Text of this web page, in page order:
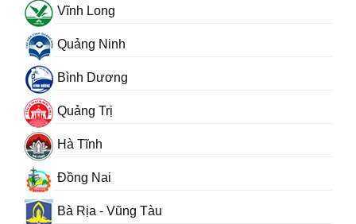
Vĩnh Long
Quảng Ninh
Bình Dương
Quảng Trị
Hà Tĩnh
Đồng Nai
Bà Rịa - Vũng Tàu